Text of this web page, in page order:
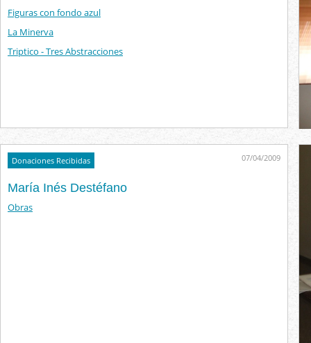
Figuras con fondo azul
La Minerva
Triptico - Tres Abstracciones
Donaciones Recibidas 07/04/2009
María Inés Destéfano
Obras